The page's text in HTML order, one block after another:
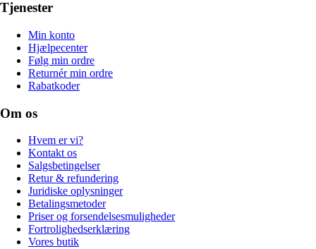
Tjenester
Min konto
Hjælpecenter
Følg min ordre
Returnér min ordre
Rabatkoder
Om os
Hvem er vi?
Kontakt os
Salgsbetingelser
Retur & refundering
Juridiske oplysninger
Betalingsmetoder
Priser og forsendelsesmuligheder
Fortrolighedserklæring
Vores butik